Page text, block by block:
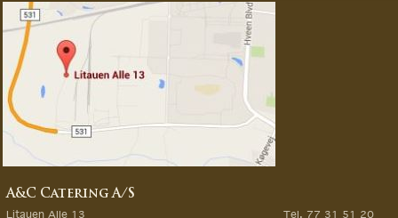
» MERE MARKVÆRK MAGI:
» Sommerfesten er i gang:
» MAGIEN FRA MARKVÆRK:
» VORES EVENTYRLIGE VERDEN:
» FORÅRSFESTEN ER I GANG:
A&C Catering A/S
Litauen Alle 13
Tel. 77 31 51 20